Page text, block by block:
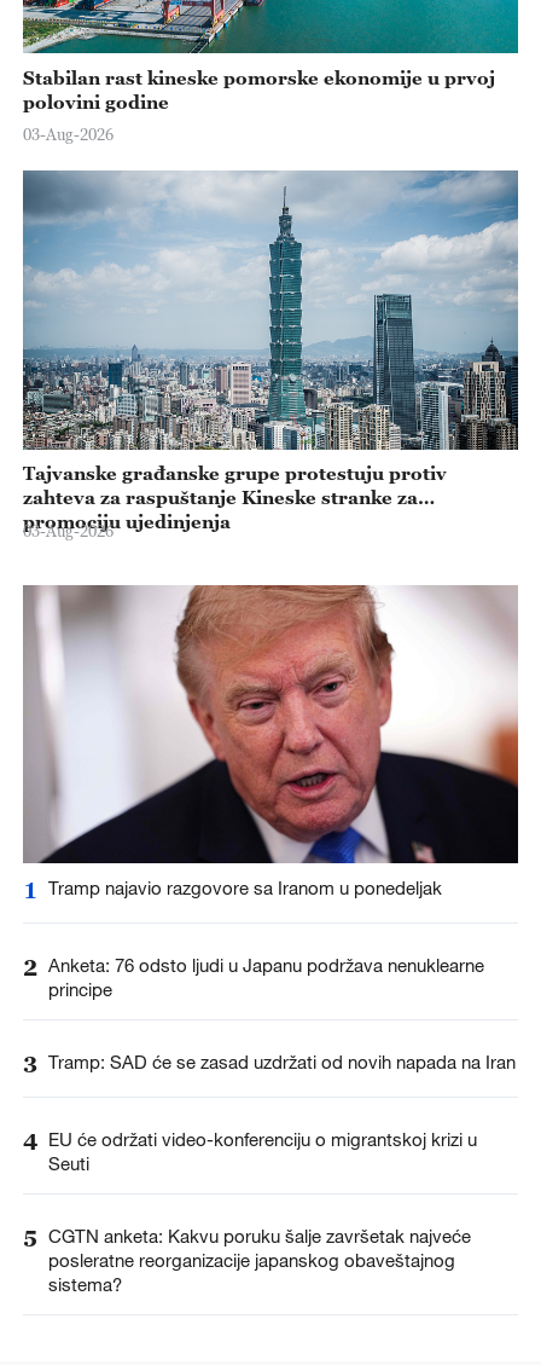
Stabilan rast kineske pomorske ekonomije u prvoj
polovini godine
03-Aug-2026
Tajvanske građanske grupe protestuju protiv
zahteva za raspuštanje Kineske stranke za
promociju ujedinjenja
03-Aug-2026
1 Tramp najavio razgovore sa Iranom u ponedeljak
2 Anketa: 76 odsto ljudi u Japanu podržava nenuklearne
principe
3 Tramp: SAD će se zasad uzdržati od novih napada na Iran
4 EU će održati video-konferenciju o migrantskoj krizi u
Seuti
5 CGTN anketa: Kakvu poruku šalje završetak najveće
posleratne reorganizacije japanskog obaveštajnog
sistema?